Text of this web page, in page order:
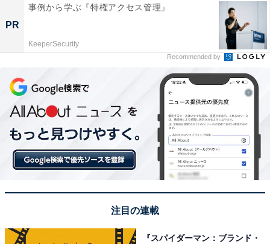
PR
事例から学ぶ『特権アクセス管理』
KeeperSecurity
Recommended by
注目の連載
『スパイダーマン：ブランド・